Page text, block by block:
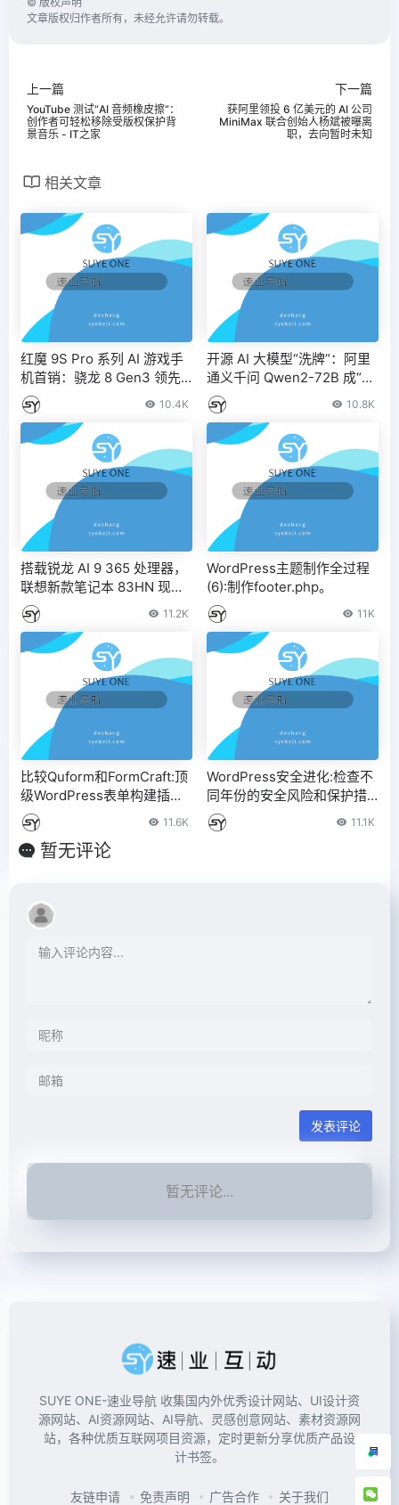
文章版权归作者所有，未经允许请勿转载。
上一篇
YouTube 测试“AI 音频橡皮擦”：
创作者可轻松移除受版权保护背
景音乐 - IT之家
下一篇
获阿里领投 6 亿美元的 AI 公司
MiniMax 联合创始人杨斌被曝离
职，去向暂时未知
相关文章
红魔 9S Pro 系列 AI 游戏手
机首销：骁龙 8 Gen3 领先
版、纯平后盖，4799 元起10.4K
开源 AI 大模型“洗牌”：阿里
通义千问 Qwen2-72B 成“王
者”，傲视 Meta Llama-3、
微软 Phi-3 等群雄
10.8K
搭载锐龙 AI 9 365 处理器，
联想新款笔记本 83HN 现身
Geekbench 数据库
11.2K
WordPress主题制作全过程
(6):制作footer.php。
11K
比较Quform和FormCraft:顶
级WordPress表单构建插件
的比较
11.6K
WordPress安全进化:检查不
同年份的安全风险和保护措
施
11.1K
暂无评论
发表评论
暂无评论...
SUYE ONE-速业导航 收集国内外优秀设计网站、UI设计资
源网站、AI资源网站、AI导航、灵感创意网站、素材资源网
站，各种优质互联网项目资源，定时更新分享优质产品设
计书签。
友链申请 免责声明 广告合作 关于我们